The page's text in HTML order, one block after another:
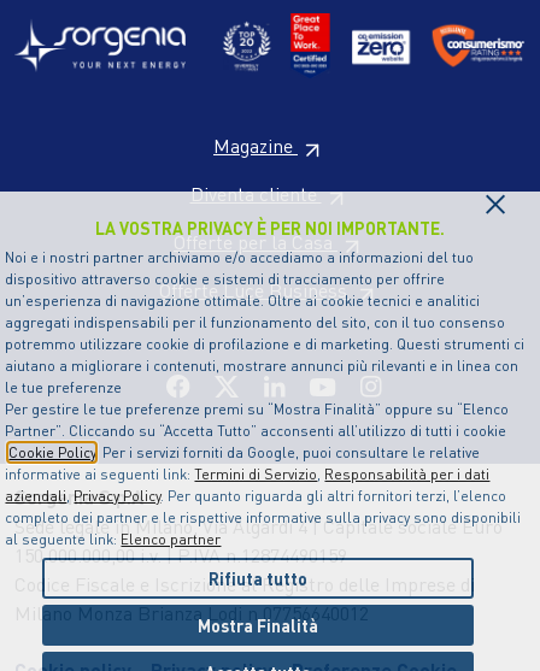
LA VOSTRA PRIVACY È PER NOI IMPORTANTE.
Noi e i nostri partner archiviamo e/o accediamo a informazioni del tuo
dispositivo attraverso cookie e sistemi di tracciamento per offrire
un’esperienza di navigazione ottimale. Oltre ai cookie tecnici e analitici
aggregati indispensabili per il funzionamento del sito, con il tuo consenso
potremmo utilizzare cookie di profilazione e di marketing. Questi strumenti ci
aiutano a migliorare i contenuti, mostrare annunci più rilevanti e in linea con
le tue preferenze
Per gestire le tue preferenze premi su “Mostra Finalità” oppure su “Elenco
Partner”. Cliccando su “Accetta Tutto” acconsenti all’utilizzo di tutti i cookie
Cookie Policy . Per i servizi forniti da Google, puoi consultare le relative
informative ai seguenti link:Termini di Servizio, Responsabilità per i dati
aziendali, Privacy Policy. Per quanto riguarda gli altri fornitori terzi, l’elenco
completo dei partner e le rispettive informative sulla privacy sono disponibili
al seguente link: Elenco partner
×
Rifiuta tutto
Mostra Finalità
Magazine
Diventa cliente
Offerte per la Casa
Offerte Luce Business
Sorgenia S.p.A
Sede legale in Milano, Via Algardi 4 | Capitale sociale Euro
150.000.000,00 i.v. | P.IVA n.12874490159
Codice Fiscale e Iscrizione al Registro delle Imprese di
Milano Monza Brianza Lodi n.07756640012